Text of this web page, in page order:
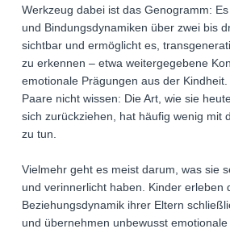
Werkzeug dabei ist das Genogramm:
und Bindungsdynamiken über zwei bis
sichtbar und ermöglicht es,
zu erkennen – etwa weitergegebene
emotionale Prägungen aus der
Paare nicht wissen: Die Art, wie sie
sich zurückziehen, hat häufig wenig mit
zu tun.
Vielmehr geht es meist darum, was sie
und verinnerlicht haben. Kinder erleben
Beziehungsdynamik ihrer Eltern
und übernehmen unbewusst